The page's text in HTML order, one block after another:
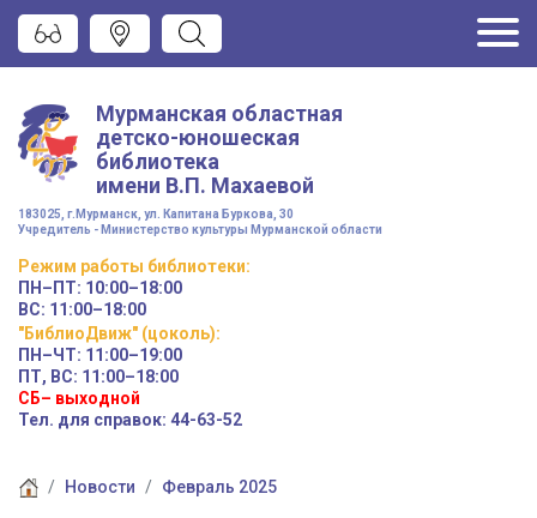
Мурманская областная
детско-юношеская
библиотека
имени В.П. Махаевой
183025, г.Мурманск, ул. Капитана Буркова, 30
Учредитель - Министерство культуры Мурманской области
Режим работы библиотеки:
ПН–ПТ: 10:00–18:00
ВС: 11:00–18:00
"БиблиоДвиж" (цоколь):
ПН–ЧТ: 11:00–19:00
ПТ, ВС: 11:00–18:00
СБ– выходной
Тел. для справок: 44-63-52
Новости Февраль 2025